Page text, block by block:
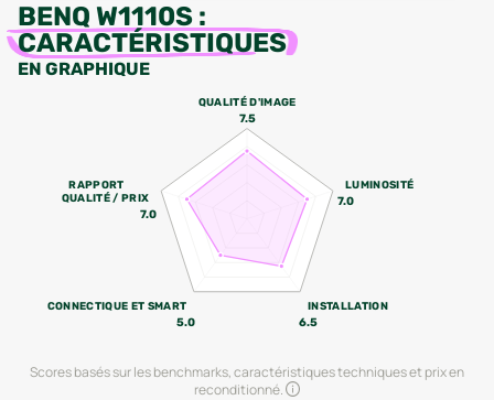
BENQ W1110S :
CARACTÉRISTIQUES
EN GRAPHIQUE
QUALITÉ D'IMAGE
7.5
LUMINOSITÉ
7.0
INSTALLATION
6.5
CONNECTIQUE ET SMART
5.0
RAPPORT
QUALITÉ / PRIX
7.0
Scores basés sur les benchmarks, caractéristiques techniques et prix en
reconditionné.